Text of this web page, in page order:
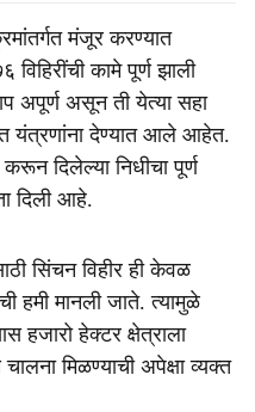
मंजूर करण्यात
कामे पूर्ण झाली
अपूर्ण असून ती येत्या सहा
यंत्रणांना देण्यात आले आहेत.
दिलेल्या निधीचा पूर्ण
दिली आहे.
सिंचन विहीर ही केवळ
हमी मानली जाते. त्यामुळे
हजारो हेक्टर क्षेत्राला
मिळण्याची अपेक्षा व्यक्त